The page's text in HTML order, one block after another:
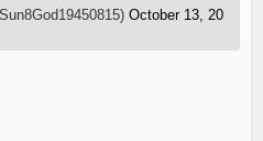
October 13, 20